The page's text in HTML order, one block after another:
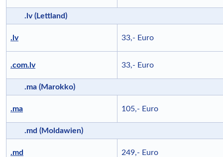
.lv (Lettland)
.lv 33,- Euro
.com.lv 33,- Euro
.ma (Marokko)
.ma 105,- Euro
.md (Moldawien)
.md 249,- Euro